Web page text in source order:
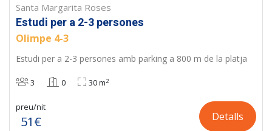
Santa Margarita Roses
Estudi per a 2-3 persones
Olimpe 4-3
Estudi per a 2-3 persones amb parking a 800 m de la platja
3 0 30 m2
preu/nit
51€ Detalls